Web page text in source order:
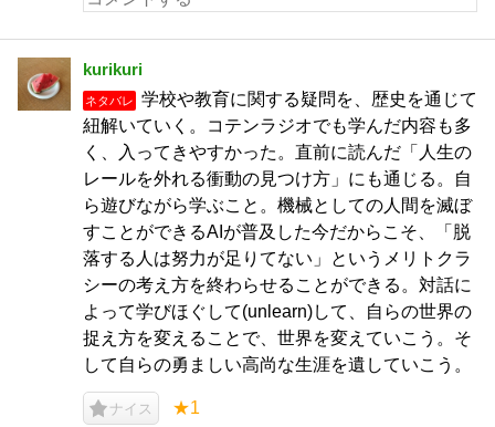
kurikuri
ネタバレ
学校や教育に関する疑問を、歴史を通じて
紐解いていく。コテンラジオでも学んだ内容も多
く、入ってきやすかった。直前に読んだ「人生の
レールを外れる衝動の見つけ方」にも通じる。自
ら遊びながら学ぶこと。機械としての人間を滅ぼ
すことができるAIが普及した今だからこそ、「脱
落する人は努力が足りてない」というメリトクラ
シーの考え方を終わらせることができる。対話に
よって学びほぐして(unlearn)して、自らの世界の
捉え方を変えることで、世界を変えていこう。そ
して自らの勇ましい高尚な生涯を遺していこう。
ナイス ★1